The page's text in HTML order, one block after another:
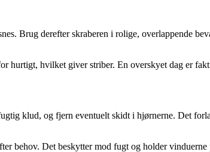
Brug derefter skraberen i rolige, overlappende
hurtigt, hvilket giver striber. En overskyet dag er
klud, og fjern eventuelt skidt i hjørnerne. Det
behov. Det beskytter mod fugt og holder vinduerne